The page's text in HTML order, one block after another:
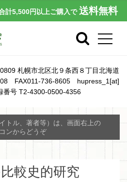
計5,500円以上ご購入で 送料無料
札幌市北区北９条西８丁目北海道
FAX011-736-8605 hupress_1[at]
号 T2-4300-0500-4356
トル、著者等）は、画面右上の
ンからどうぞ
較史的研究